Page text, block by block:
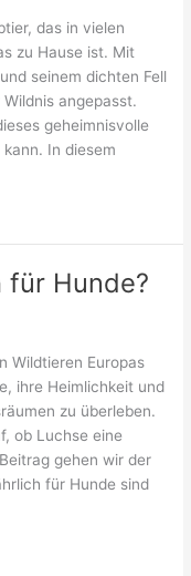
das in vielen
zu Hause ist. Mit
seinem dichten Fell
angepasst.
geheimnisvolle
In diesem
für Hunde?
Wildtieren Europas
ihre Heimlichkeit und
zu überleben.
ob Luchse eine
gehen wir der
für Hunde sind